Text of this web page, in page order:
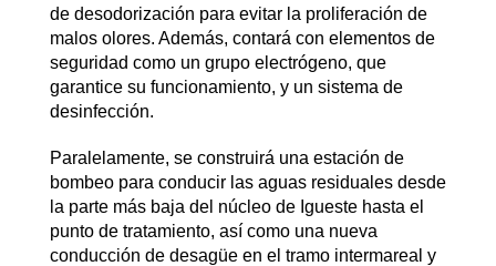
de desodorización para evitar la proliferación de
malos olores. Además, contará con elementos de
seguridad como un grupo electrógeno, que
garantice su funcionamiento, y un sistema de
desinfección.
Paralelamente, se construirá una estación de
bombeo para conducir las aguas residuales desde
la parte más baja del núcleo de Igueste hasta el
punto de tratamiento, así como una nueva
conducción de desagüe en el tramo intermareal y